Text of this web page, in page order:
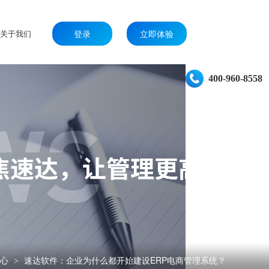
关于我们 登录 立即体验
400-960-8558
> 速达软件：企业为什么都开始建设ERP电商管理系统？